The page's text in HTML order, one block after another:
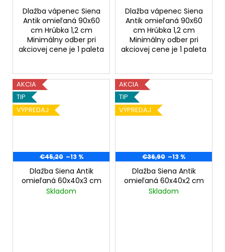
Dlažba vápenec Siena
Antik omieľaná 90x60
cm Hrúbka 1,2 cm
Minimálny odber pri
akciovej cene je 1 paleta
Dlažba vápenec Siena
Antik omieľaná 90x60
cm Hrúbka 1,2 cm
Minimálny odber pri
akciovej cene je 1 paleta
AKCIA
TIP
VÝPREDAJ
€45,20 –13 %
Dlažba Siena Antik
omieľaná 60x40x3 cm
Skladom
AKCIA
TIP
VÝPREDAJ
€36,90 –13 %
Dlažba Siena Antik
omieľaná 60x40x2 cm
Skladom